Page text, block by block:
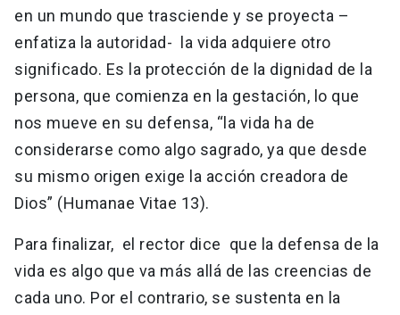
en un mundo que trasciende y se proyecta –
enfatiza la autoridad- la vida adquiere otro
significado. Es la protección de la dignidad de la
persona, que comienza en la gestación, lo que
nos mueve en su defensa, “la vida ha de
considerarse como algo sagrado, ya que desde
su mismo origen exige la acción creadora de
Dios” (Humanae Vitae 13).
Para finalizar, el rector dice que la defensa de la
vida es algo que va más allá de las creencias de
cada uno. Por el contrario, se sustenta en la